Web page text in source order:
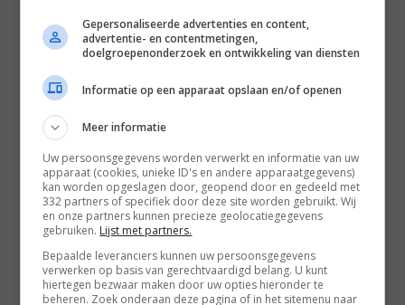
RONALD SIMONS
"Vers le Sud windt er geen doekjes om, en
dat is te allen tijde te prijzen."
Filmtotaal
Recensie
Regie:Laurent Cantet | Cast: Charlotte
Gepersonaliseerde advertenties en content,
advertentie- en contentmetingen,
doelgroepenonderzoek en ontwikkeling van diensten
Informatie op een apparaat opslaan en/of openen
Meer informatie
Uw persoonsgegevens worden verwerkt en informatie van uw
apparaat (cookies, unieke ID's en andere apparaatgegevens)
kan worden opgeslagen door, geopend door en gedeeld met
332 partners of specifiek door deze site worden gebruikt. Wij
en onze partners kunnen precieze geolocatiegegevens
gebruiken. Lijst met partners.
Bepaalde leveranciers kunnen uw persoonsgegevens
verwerken op basis van gerechtvaardigd belang. U kunt
hiertegen bezwaar maken door uw opties hieronder te
beheren. Zoek onderaan deze pagina of in het sitemenu naar